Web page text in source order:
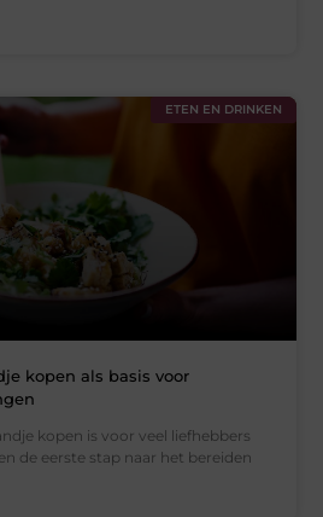
ETEN EN DRINKEN
kopen als basis voor
kopen is voor veel liefhebbers
de eerste stap naar het bereiden